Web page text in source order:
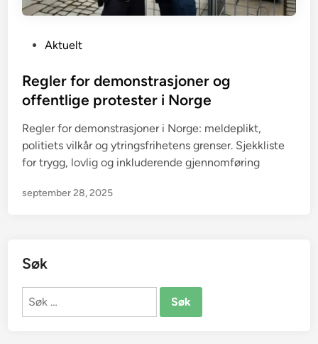
s
t
d
i
n
Aktuelt
Regler for demonstrasjoner og
offentlige protester i Norge
Regler for demonstrasjoner i Norge: meldeplikt,
politiets vilkår og ytringsfrihetens grenser. Sjekkliste
for trygg, lovlig og inkluderende gjennomføring
september 28, 2025
Søk
Søk